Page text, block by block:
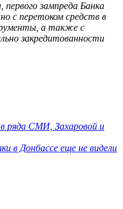
зампреда Банка
с перетоком средств в
а также с
закредитованности
ряда СМИ, Захаровой и
в Донбассе еще не видели